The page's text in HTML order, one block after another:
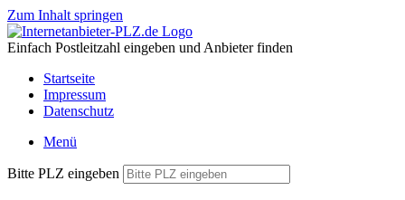
Zum Inhalt springen
Einfach Postleitzahl eingeben und Anbieter finden
Startseite
Impressum
Datenschutz
Menü
Bitte PLZ eingeben